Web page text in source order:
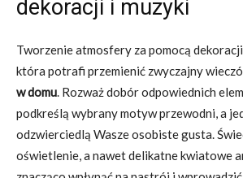
dekoracji i muzyki
Tworzenie atmosfery za pomocą
która potrafi przemienić zwyczajny
w domu. Rozważ dobór odpowiednich
podkreślą wybrany motyw przewodni, a
odzwierciedlą Wasze osobiste gusta.
oświetlenie, a nawet delikatne kwiatowe